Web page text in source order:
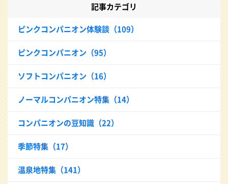
記事カテゴリ
ピンクコンパニオン体験談（109）
ピンクコンパニオン（95）
ソフトコンパニオン（16）
ノーマルコンパニオン特集（14）
コンパニオンの豆知識（22）
季節特集（17）
温泉地特集（141）